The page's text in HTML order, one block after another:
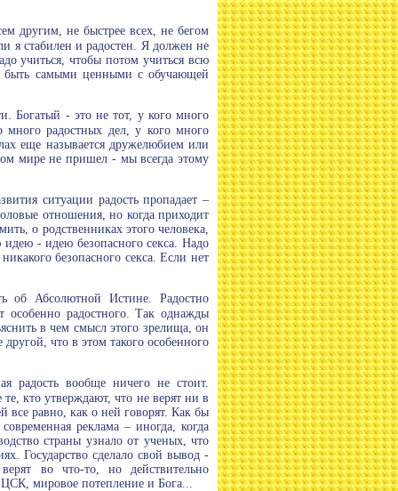
другим, не быстрее всех, не бегом
я стабилен и радостен. Я должен не
учиться, чтобы потом учиться всю
быть самыми ценными с обучающей
Богатый - это не тот, у кого много
много радостных дел, у кого много
еще называется дружелюбием или
мире не пришел - мы всегда этому
ситуации радость пропадает –
отношения, но когда приходит
о родственниках этого человека,
идею - идею безопасного секса. Надо
безопасного секса. Если нет
об Абсолютной Истине. Радостно
особенно радостного. Так однажды
в чем смысл этого зрелища, он
что в этом такого особенного
радость вообще ничего не стоит.
кто утверждают, что не верят ни в
равно, как о ней говорят. Как бы
реклама – иногда, когда
страны узнало от ученых, что
Государство сделало свой вывод -
во что-то, но действительно
мировое потепление и Бога...